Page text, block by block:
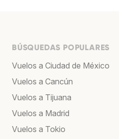
BÚSQUEDAS POPULARES
Vuelos a Ciudad de México
Vuelos a Cancún
Vuelos a Tijuana
Vuelos a Madrid
Vuelos a Tokio